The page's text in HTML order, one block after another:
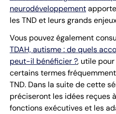
neurodéveloppement
les TND et leurs grands
Vous pouvez également
TDAH, autisme : de quels
peut-il bénéficier ?, utile
certains termes
TND. Dans la suite de cette
préciseront les idées reçues
fonctions exécutives et les